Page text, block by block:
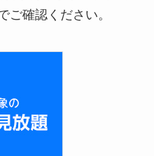
ご確認ください。